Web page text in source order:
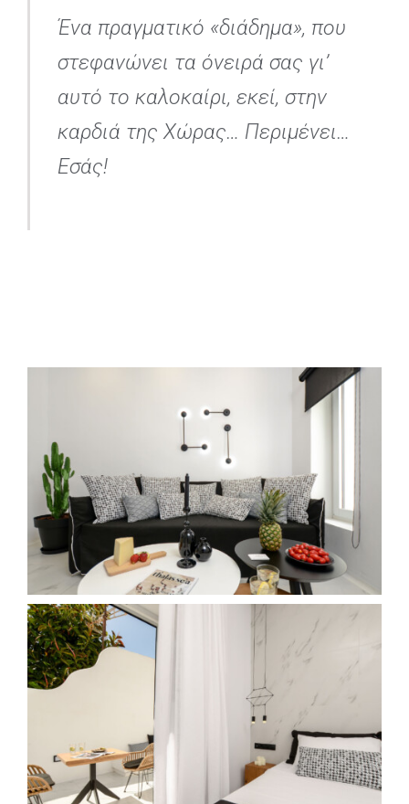
Ένα πραγματικό «διάδημα», που
στεφανώνει τα όνειρά σας γι’
αυτό το καλοκαίρι, εκεί, στην
καρδιά της Χώρας… Περιμένει…
Εσάς!